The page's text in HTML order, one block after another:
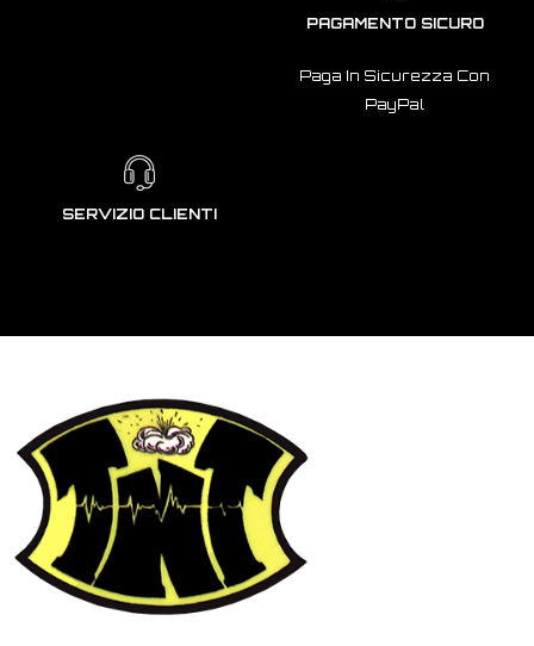
PAGAMENTO SICURO
Paga In Sicurezza Con
PayPal
SERVIZIO CLIENTI